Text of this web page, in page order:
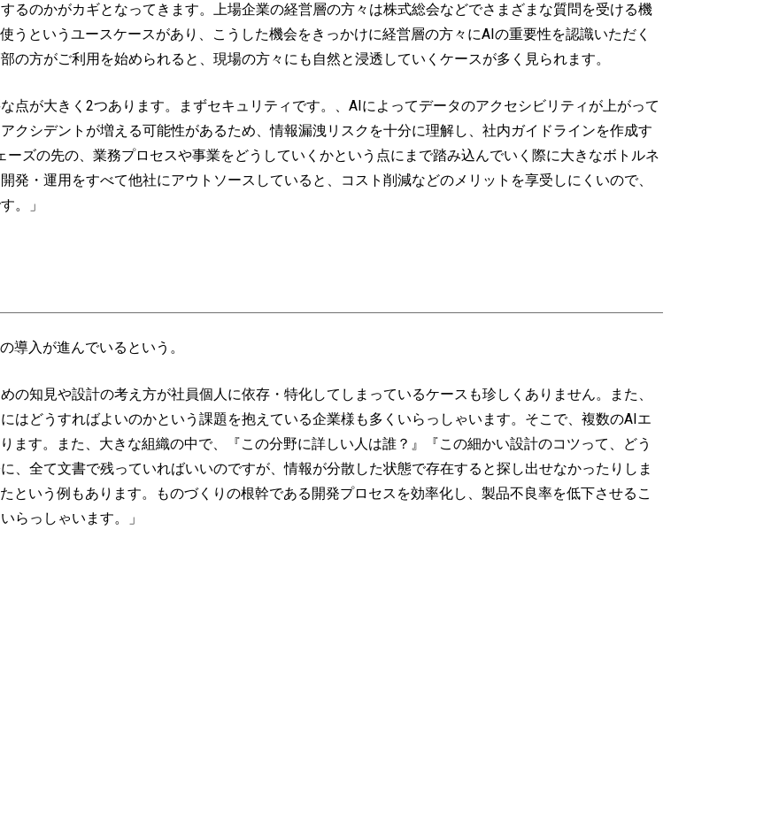
るのかがカギとなってきます。上場企業の経営層の方々は株式総会などでさまざまな質問を受ける機
うというユースケースがあり、こうした機会をきっかけに経営層の方々にAIの重要性を認識いただく
の方がご利用を始められると、現場の方々にも自然と浸透していくケースが多く見られます。
点が大きく2つあります。まずセキュリティです。、AIによってデータのアクセシビリティが上がって
クシデントが増える可能性があるため、情報漏洩リスクを十分に理解し、社内ガイドラインを作成す
ズの先の、業務プロセスや事業をどうしていくかという点にまで踏み込んでいく際に大きなボトルネ
発・運用をすべて他社にアウトソースしていると、コスト削減などのメリットを享受しにくいので、
。」
導入が進んでいるという。
の知見や設計の考え方が社員個人に依存・特化してしまっているケースも珍しくありません。また、
はどうすればよいのかという課題を抱えている企業様も多くいらっしゃいます。そこで、複数のAIエ
ます。また、大きな組織の中で、『この分野に詳しい人は誰？』『この細かい設計のコツって、どう
、全て文書で残っていればいいのですが、情報が分散した状態で存在すると探し出せなかったりしま
という例もあります。ものづくりの根幹である開発プロセスを効率化し、製品不良率を低下させるこ
らっしゃいます。」